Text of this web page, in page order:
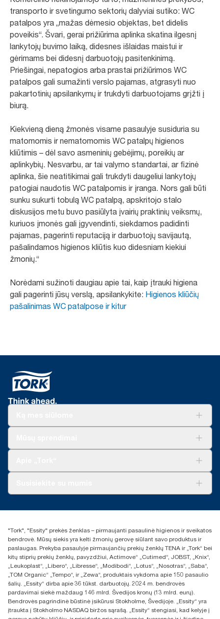
transporto ir svetingumo sektorių dalyviai sutiko: WC
patalpos yra „mažas dėmesio objektas, bet didelis
poveikis“. Švari, gerai prižiūrima aplinka skatina ilgesnį
lankytojų buvimo laiką, didesnes išlaidas maistui ir
gėrimams bei didesnį darbuotojų pasitenkinimą.
Priešingai, nepatogios arba prastai prižiūrimos WC
patalpos gali sumažinti verslo pajamas, atgrasyti nuo
pakartotinių apsilankymų ir trukdyti darbuotojams grįžti į
biurą.
Kiekvieną dieną žmonės visame pasaulyje susiduria su
matomomis ir nematomomis WC patalpų higienos
kliūtimis – dėl savo asmeninių gebėjimų, poreikių ar
aplinkybių. Nesvarbu, ar tai valymo standartai, ar fizinė
aplinka, šie neatitikimai gali trukdyti daugeliui lankytojų
patogiai naudotis WC patalpomis ir įranga. Nors gali būti
sunku sukurti tobulą WC patalpą, apskritojo stalo
diskusijos metu buvo pasiūlyta įvairių praktinių veiksmų,
kuriuos įmonės gali įgyvendinti, siekdamos padidinti
pajamas, pagerinti reputaciją ir darbuotojų savijautą,
pašalindamos higienos kliūtis kuo didesniam kiekiui
žmonių.“
Norėdami sužinoti daugiau apie tai, kaip įtrauki higiena
gali pagerinti jūsų verslą, apsilankykite: Higienos kliūčių
pašalinimas WC patalpose ir kitur
+370 5 268 3455
UAB Essity Lithuania
Naugarduko g. 98
LT-03160 Vilnius, Lietuva
"Tork", "Essity" prekės ženklas – pirmaujanti pasaulinė higienos ir sveikatos
bendrovė. Mūsų siekis yra kelti žmonių gerovę siūlant savo produktus ir
paslaugas. Prekyba pasaulyje pirmaujančių prekių ženklų TENA ir „Tork“ bei
kitų stiprių prekių ženklų, pavyzdžiui, Actimove“ „Cutimed“, JOBST, „Knix“,
„Leukoplast“, „Libero“, „Libresse“, „Modibodi“, „Lotus“, „Nosotras“, „Saba“,
„TOM Organic“ „Tempo“, ir „Zewa“, produktais vykdoma apie 150 pasaulio
šalių. „Essity“ dirba apie 36 tūkst. darbuotojų. 2024 m. bendrovės
pardavimai siekė maždaug 146 mlrd. Švedijos kronų (13 mlrd. eurų).
Bendrovės pagrindinė būstinė įsikūrusi Stokholme, Švedijoje. „Essity“ yra
įtraukta į Stokholmo NASDAQ biržos sąrašą. „Essity“ stengiasi, kad kelyje į